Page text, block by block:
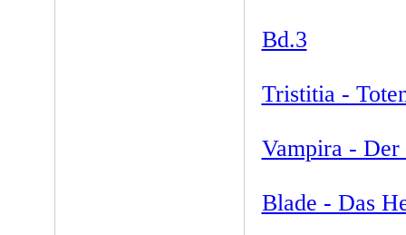
Bd.3
Tristitia -
Vampira - Der
Blade - Das